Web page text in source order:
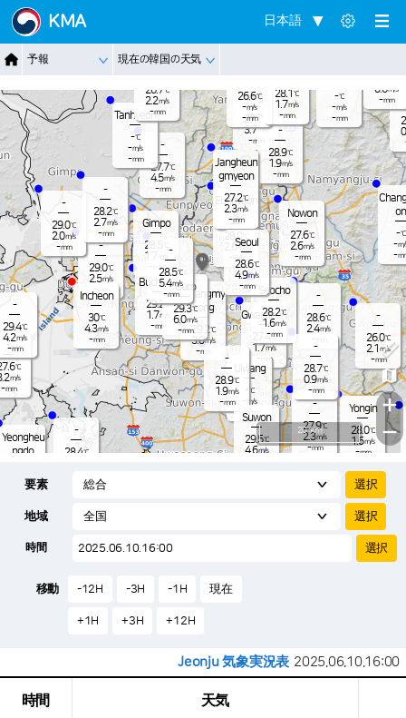
KMA 日本語
予報 現在の韓国の天気
-
℃
m/s
-mm
Yeongheu
ngdo
m/s
Yangju
27.7
3.7m/s
-mm
Gwacheon
27.4℃
1.7m/s
-mm
Yongin
28.0℃
1.6m/s
-mm
-
26.0℃
2.1 m/s
-mm
3.2m/s
-
28.4℃
-
29.0℃
2.5m/s
-mm
-
27.7℃
4.5m/s
-mm
Pocheon
-℃
-m/s
-mm
-
29.0℃
2.0m/s
-mm
on
-℃
-m/
-
Tanhyeon
-℃
-m/s
-mm
- mm
25.8
0.6m/s
-mm
Uiwang
-℃
- m/s
-mm
Gimpo
28.5
1.7
-mm
Gwangmy
eong
29.2℃
3.0m/s
-mm
Bucheon
29.2℃
1.7m/s
-mm
-
28.2℃
2.7m/s
-mm
Guro
29.3℃
6.0m/s
-mm
Eunpyeon
g
28.0
2.6m/s
-mm
Nowon
27.6℃
2.6m/s
-mm
-
28.6℃
2.4m/s
-mm
Seocho
28.2℃
1.6m/s
-mm
-
28.9℃
1.9m/s
-mm
-
27.9℃
2.3m/s
-mm
-
28.9℃
1.9m/s
-mm
-
28.7℃
0.9m/s
-mm
Jangheun
gmyeon
27.2℃
2.3m/s
-mm
n
26.6℃
-m/s
-mm
26.2℃
3.2
-
-
29.4℃
4.2m/s
-mm
-
28.5℃
5.4m/s
-mm
Suwon
29.5℃
4.6m/s
Incheon
30℃
4.3m/s
-mm
Seoul
28.6℃
4.9m/s
-mm
Paju
26.7 ℃
2.2m/s
-mm
28.1 ℃
1.7m/s
-mm
+
−
20 km
要素
地域
時間
移動 -12H -3H -1H 現在
+1H +3H +12H
Jeonju 気象実況表 2025.06.10.16:00
時間 天気